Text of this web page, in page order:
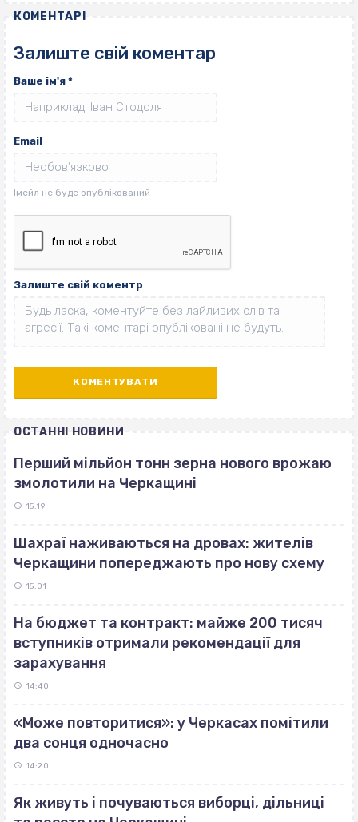
КОМЕНТАРІ
Залиште свій коментар
Ваше ім'я *
Email
Залиште свій коментр
ОСТАННІ НОВИНИ
Перший мільйон тонн зерна нового врожаю
змолотили на Черкащині
15:19
Шахраї наживаються на дровах: жителів
Черкащини попереджають про нову схему
15:01
На бюджет та контракт: майже 200 тисяч
вступників отримали рекомендації для
зарахування
14:40
«Може повторитися»: у Черкасах помітили
два сонця одночасно
14:20
Як живуть і почуваються виборці, дільниці